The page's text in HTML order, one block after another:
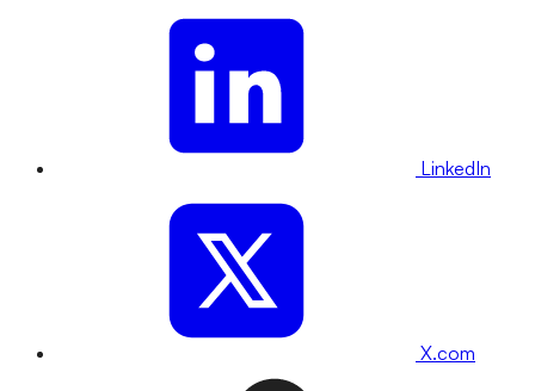
LinkedIn
X.com